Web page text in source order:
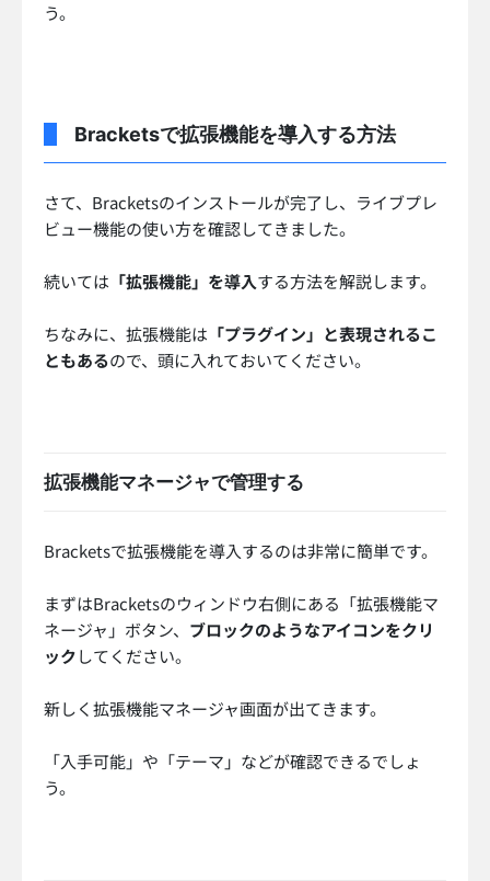
う。
Bracketsで拡張機能を導入する方法
さて、Bracketsのインストールが完了し、ライブプレ
ビュー機能の使い方を確認してきました。
続いては 「拡張機能」を導入する方法を解説します。
ちなみに、拡張機能は 「プラグイン」と表現されるこ
ともあるので、頭に入れておいてください。
拡張機能マネージャで管理する
Bracketsで拡張機能を導入するのは非常に簡単です。
まずはBracketsのウィンドウ右側にある「拡張機能マ
ネージャ」ボタン、 ブロックのようなアイコンをクリ
ックしてください。
新しく拡張機能マネージャ画面が出てきます。
「入手可能」や「テーマ」などが確認できるでしょ
う。